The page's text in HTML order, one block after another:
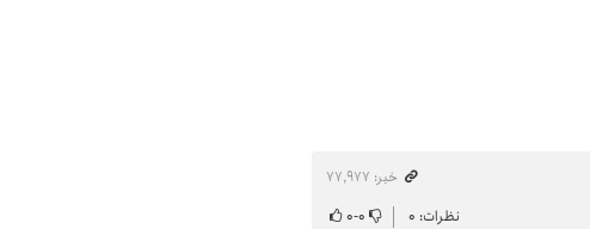
خبر: ۷۷٬۹۷۷
نظرات: ۰ ۰-۰